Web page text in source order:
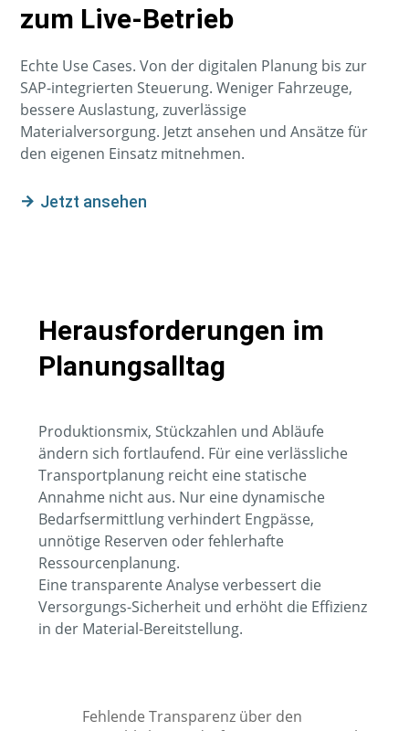
zum Live-Betrieb
Echte Use Cases. Von der digitalen Planung bis zur
SAP-integrierten Steuerung.Weniger Fahrzeuge,
bessere Auslastung, zuverlässige
Materialversorgung. Jetzt ansehen und Ansätze für
den eigenen Einsatz mitnehmen.
Jetzt ansehen
Herausforderungen im
Planungsalltag
Produktionsmix, Stückzahlen und Abläufe
ändern sich fortlaufend. Für eine verlässliche
Transportplanung reicht eine statische
Annahme nicht aus. Nur eine dynamische
Bedarfsermittlung verhindert Engpässe,
unnötige Reserven oder fehlerhafte
Ressourcenplanung.
Eine transparente Analyse verbessert die
Versorgungs-Sicherheit und erhöht die Effizienz
in der Material-Bereitstellung.
Fehlende Transparenz über den